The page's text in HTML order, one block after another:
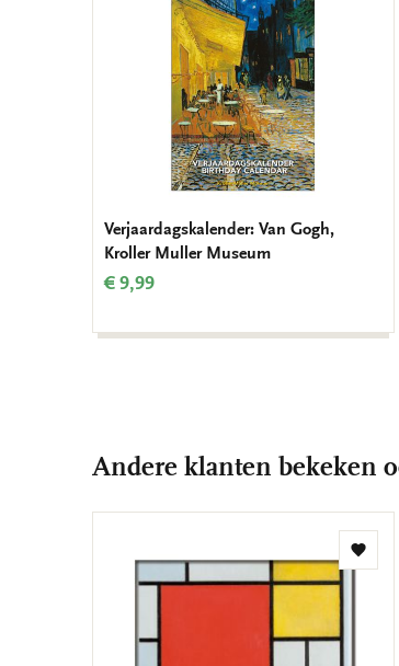
Verjaardagskalender: Van Gogh,
Kroller Muller Museum
€ 9,99
Andere klanten bekeken